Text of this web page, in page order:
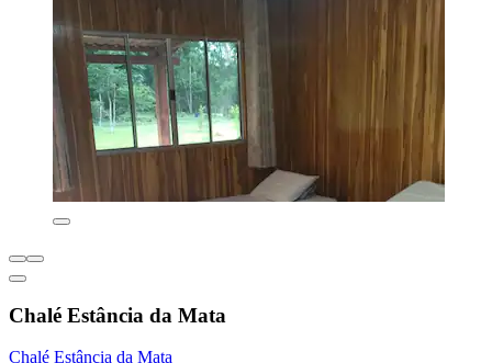
Chalé Estância da Mata
Chalé Estância da Mata